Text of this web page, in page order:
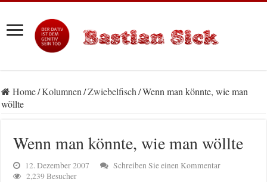
Home/Kolumnen/Zwiebelfisch/Wenn man könnte, wie man
wöllte
Wenn man könnte, wie man wöllte
12. Dezember 2007
Schreiben Sie einen Kommentar
2,239 Besucher